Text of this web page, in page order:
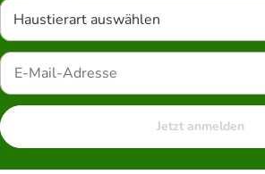
Haustierart auswählen
Jetzt anmelden